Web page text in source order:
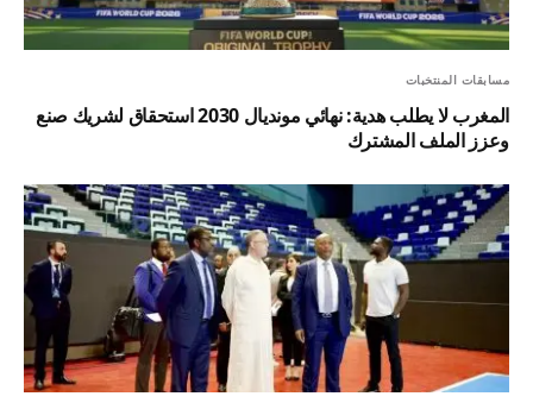
مسابقات المنتخبات
المغرب لا يطلب هدية: نهائي مونديال 2030 استحقاق لشريك صنع
وعزز الملف المشترك